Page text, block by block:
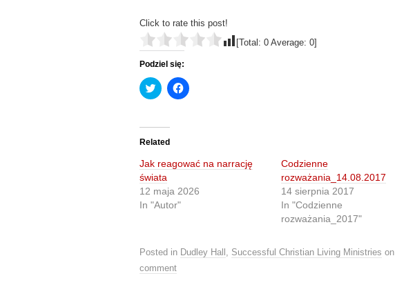
Click to rate this post!
[Total: 0 Average: 0]
Podziel się:
C
l
t
o
s
a
r
e
o
n
T
t
e
r
(
C
l
a
e
o
b
o
Related
Jak reagować na narrację
świata
12 maja 2026
In "Autor"
Codzienne
rozważania_14.08.2017
14 sierpnia 2017
In "Codzienne
rozważania_2017"
Posted in Dudley Hall , Successful Christian Living Ministries on
comment